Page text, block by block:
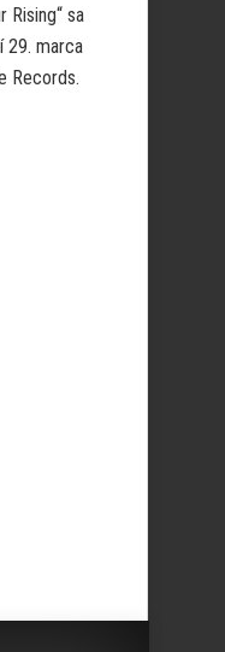
Rising“ sa
29. marca
Records.